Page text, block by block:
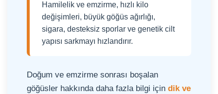
Hamilelik ve emzirme, hızlı kilo
değişimleri, büyük göğüs ağırlığı,
sigara, desteksiz sporlar ve genetik cilt
yapısı sarkmayı hızlandırır.
Doğum ve emzirme sonrası boşalan
göğüsler hakkında daha fazla bilgi için dik ve